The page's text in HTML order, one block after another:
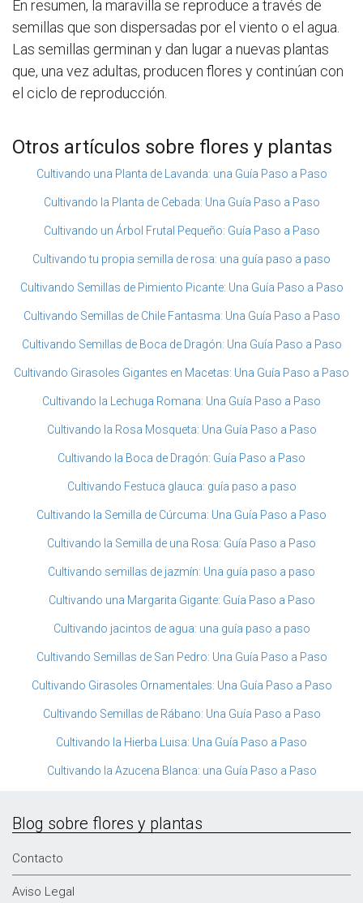
En resumen, la maravilla se reproduce a través de
semillas que son dispersadas por el viento o el agua.
Las semillas germinan y dan lugar a nuevas plantas
que, una vez adultas, producen flores y continúan con
el ciclo de reproducción.
Otros artículos sobre flores y plantas
Cultivando una Planta de Lavanda: una Guía Paso a Paso
Cultivando la Planta de Cebada: Una Guía Paso a Paso
Cultivando un Árbol Frutal Pequeño: Guía Paso a Paso
Cultivando tu propia semilla de rosa: una guía paso a paso
Cultivando Semillas de Pimiento Picante: Una Guía Paso a Paso
Cultivando Semillas de Chile Fantasma: Una Guía Paso a Paso
Cultivando Semillas de Boca de Dragón: Una Guía Paso a Paso
Cultivando Girasoles Gigantes en Macetas: Una Guía Paso a Paso
Cultivando la Lechuga Romana: Una Guía Paso a Paso
Cultivando la Rosa Mosqueta: Una Guía Paso a Paso
Cultivando la Boca de Dragón: Guía Paso a Paso
Cultivando Festuca glauca: guía paso a paso
Cultivando la Semilla de Cúrcuma: Una Guía Paso a Paso
Cultivando la Semilla de una Rosa: Guía Paso a Paso
Cultivando semillas de jazmín: Una guía paso a paso
Cultivando una Margarita Gigante: Guía Paso a Paso
Cultivando jacintos de agua: una guía paso a paso
Cultivando Semillas de San Pedro: Una Guía Paso a Paso
Cultivando Girasoles Ornamentales: Una Guía Paso a Paso
Cultivando Semillas de Rábano: Una Guía Paso a Paso
Cultivando la Hierba Luisa: Una Guía Paso a Paso
Cultivando la Azucena Blanca: una Guía Paso a Paso
Blog sobre flores y plantas
Contacto
Aviso Legal